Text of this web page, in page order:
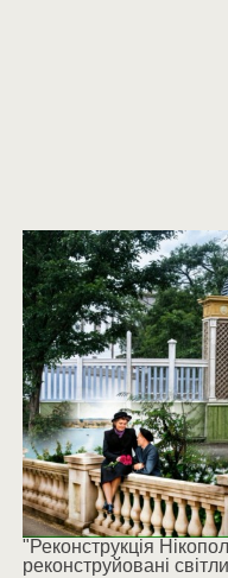
"Реконструкція
реконструйовані